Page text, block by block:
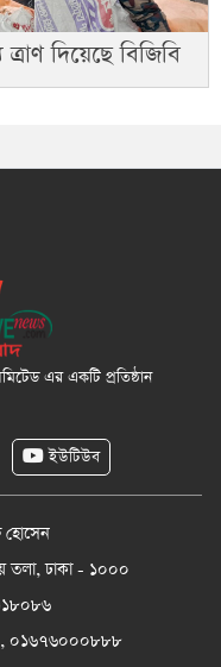
দিয়েছে বিজিবি
এর একটি প্রতিষ্ঠান
ইউটিউব
তলা, ঢাকা - ১০০০
০১৬৭৬০০০৮৮৮